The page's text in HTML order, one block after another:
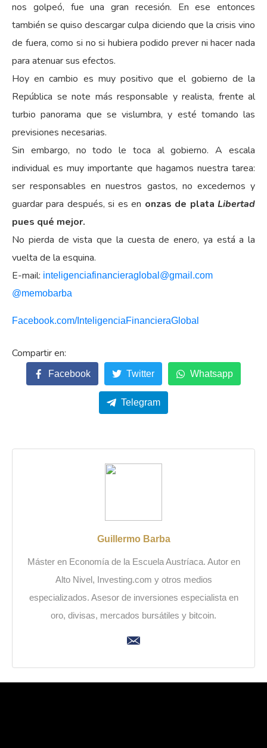
nos golpeó, fue una gran recesión. En ese entonces
también se quiso descargar culpa diciendo que la crisis vino
de fuera, como si no si hubiera podido prever ni hacer nada
para atenuar sus efectos.
Hoy en cambio es muy positivo que el gobierno de la
República se note más responsable y realista, frente al
turbio panorama que se vislumbra, y esté tomando las
previsiones necesarias.
Sin embargo, no todo le toca al gobierno. A escala
individual es muy importante que hagamos nuestra tarea:
ser responsables en nuestros gastos, no excedernos y
guardar para después, si es en onzas de plataLibertad
pues qué mejor.
No pierda de vista que la cuesta de enero, ya está a la
vuelta de la esquina.
E-mail: inteligenciafinancieraglobal@gmail.com
@memobarba
Facebook.com/InteligenciaFinancieraGlobal
Facebook Twitter Whatsapp
Telegram
Guillermo Barba
Máster en Economía de la Escuela Austríaca. Autor en
Alto Nivel, Investing.com y otros medios
especializados. Asesor de inversiones especialista en
oro, divisas, mercados bursátiles y bitcoin.